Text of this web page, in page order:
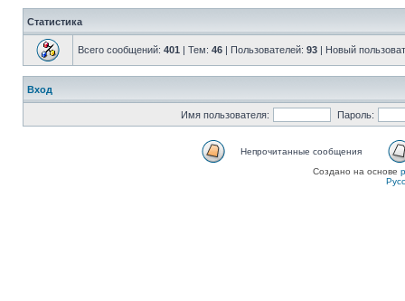
Статистика
Всего сообщений: 401 | Тем: 46 | Пользователей: 93 | Новый
Вход
Имя пользователя: Пароль:
Непрочитанные сообщения
Создано на основе